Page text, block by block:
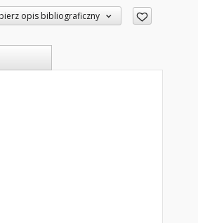
opis bibliograficzny